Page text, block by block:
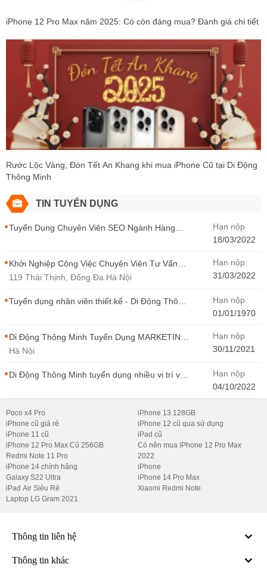
iPhone 12 Pro Max năm 2025: Có còn đáng mua? Đánh giá chi tiết
Rước Lộc Vàng, Đón Tết An Khang khi mua iPhone Cũ tại Di Động
Thông Minh
TIN TUYỂN DỤNG
Tuyển Dụng Chuyên Viên SEO Ngành Hàng
Hạn nộp
18/03/2022
Khởi Nghiệp Công Việc Chuyên Viên Tư Vấn
Bán Hàng Di Động Thông Minh
119 Thái Thịnh, Đống Đa Hà Nội
Hạn nộp
31/03/2022
Tuyển dụng nhân viên thiết kế - Di Động Thông
Hạn nộp
01/01/1970
Di Động Thông Minh Tuyển Dụng MARKETING
- CONTENT WIRITER
Hà Nội
Hạn nộp
30/11/2021
Di Động Thông Minh tuyển dụng nhiều vị trí với
Thông Minh
Hạn nộp
04/10/2022
Poco x4 Pro
iPhone cũ giá rẻ
iPhone 11 cũ
iPhone 12 Pro Max Cũ 256GB
Redmi Note 11 Pro
iPhone 14 chính hãng
Galaxy S22 Ultra
iPad Air Siêu Rẻ
Laptop LG Gram 2021
iPhone 13 128GB
iPhone 12 cũ qua sử dụng
iPad cũ
Có nên mua iPhone 12 Pro Max
2022
iPhone
iPhone 14 Pro Max
Xiaomi Redmi Note
Thông tin liên hệ
Thông tin khác